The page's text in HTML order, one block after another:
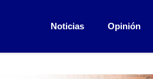
Noticias Opinión